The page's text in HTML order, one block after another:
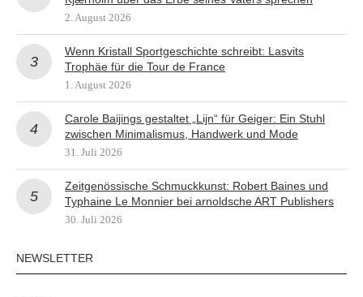
2. August 2026
Wenn Kristall Sportgeschichte schreibt: Lasvits
Trophäe für die Tour de France
1. August 2026
Carole Baijings gestaltet „Lijn“ für Geiger: Ein Stuhl
zwischen Minimalismus, Handwerk und Mode
31. Juli 2026
Zeitgenössische Schmuckkunst: Robert Baines und
Typhaine Le Monnier bei arnoldsche ART Publishers
30. Juli 2026
NEWSLETTER